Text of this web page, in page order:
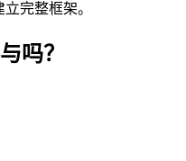
完整框架。
吗？